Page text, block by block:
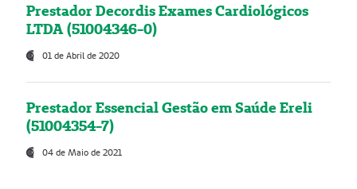
Prestador Decordis Exames Cardiológicos
LTDA (51004346-0)
01 de Abril de 2020
Prestador Essencial Gestão em Saúde Ereli
(51004354-7)
04 de Maio de 2021